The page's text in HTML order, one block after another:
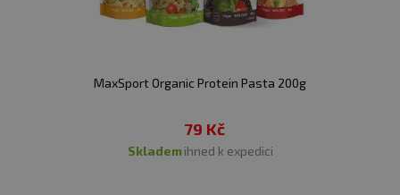
MaxSport Organic Protein Pasta 200g
79 Kč
skladem ihned k expedici